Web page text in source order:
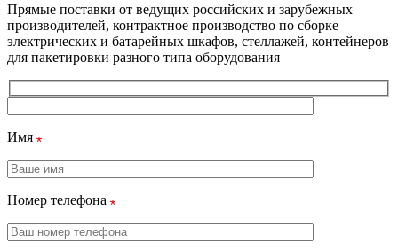
Прямые поставки от ведущих российских и зарубежных
производителей, контрактное производство по сборке
электрических и батарейных шкафов, стеллажей, контейнеров
для пакетировки разного типа оборудования
Имя
Номер телефона